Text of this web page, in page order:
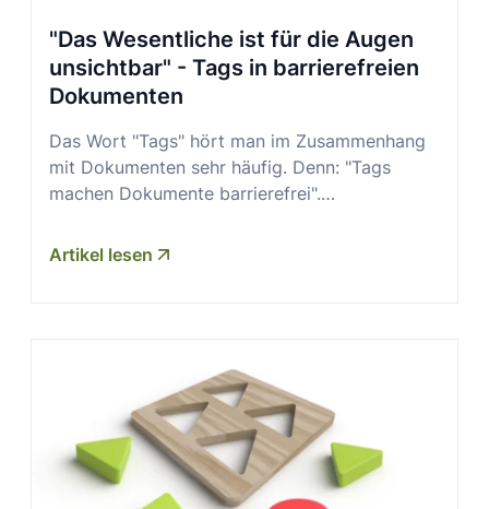
"Das Wesentliche ist für die Augen
unsichtbar" - Tags in barrierefreien
Dokumenten
Das Wort "Tags" hört man im Zusammenhang
mit Dokumenten sehr häufig. Denn: "Tags
machen Dokumente barrierefrei".…
Artikel lesen